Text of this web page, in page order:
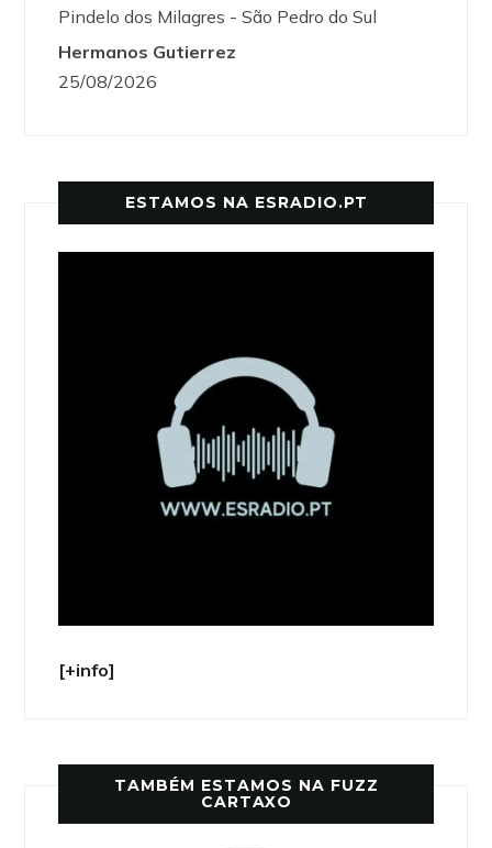
Pindelo dos Milagres - São Pedro do Sul
Hermanos Gutierrez
25/08/2026
ESTAMOS NA ESRADIO.PT
[+info]
TAMBÉM ESTAMOS NA FUZZ
CARTAXO